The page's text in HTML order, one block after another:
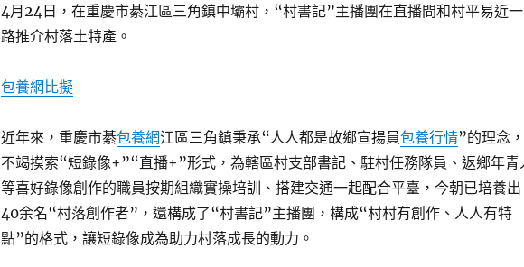
4月24日，在重慶市綦江區三角鎮中壩村，“村書記”主播團在直播間和村平易近一
路推介村落土特產。
包養網比擬
近年來，重慶市綦包養網江區三角鎮秉承“人人都是故鄉宣揚員包養行情”的理念，
不竭摸索“短錄像+”“直播+”形式，為轄區村支部書記、駐村任務隊員、返鄉年青
等喜好錄像創作的職員按期組織實操培訓、搭建交通一起配合平臺，今朝已培養出
40余名“村落創作者”，還構成了“村書記”主播團，構成“村村有創作、人人有特
點”的格式，讓短錄像成為助力村落成長的動力。